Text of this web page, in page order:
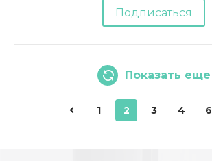
Подписаться
Показать еще
1 2 3 4 6